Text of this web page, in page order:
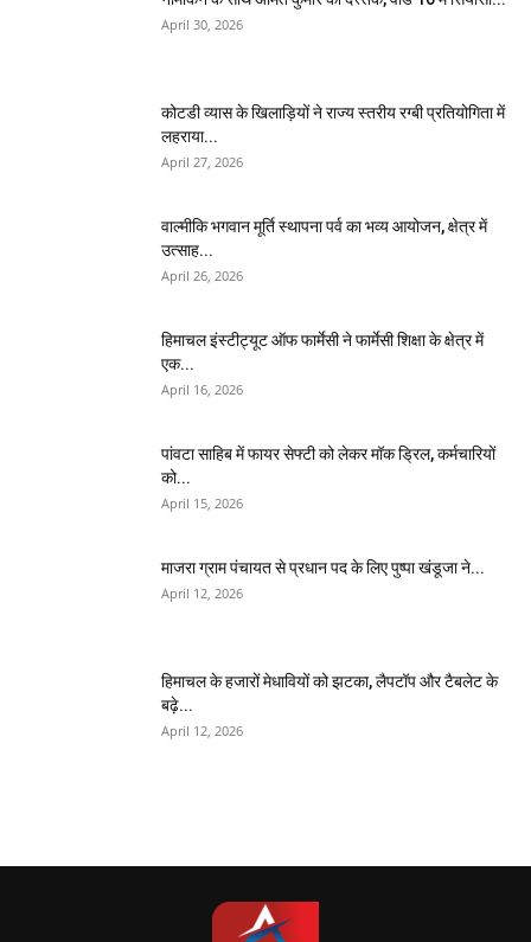
April 30, 2026
कोटडी व्यास के खिलाड़ियों ने राज्य स्तरीय रग्बी प्रतियोगिता में
लहराया...
April 27, 2026
वाल्मीकि भगवान मूर्ति स्थापना पर्व का भव्य आयोजन, क्षेत्र में
उत्साह...
April 26, 2026
हिमाचल इंस्टीट्यूट ऑफ फार्मेसी ने फार्मेसी शिक्षा के क्षेत्र में
एक...
April 16, 2026
पांवटा साहिब में फायर सेफ्टी को लेकर मॉक ड्रिल, कर्मचारियों
को...
April 15, 2026
माजरा ग्राम पंचायत से प्रधान पद के लिए पुष्पा खंडूजा ने...
April 12, 2026
हिमाचल के हजारों मेधावियों को झटका, लैपटॉप और टैबलेट के
बढ़े...
April 12, 2026